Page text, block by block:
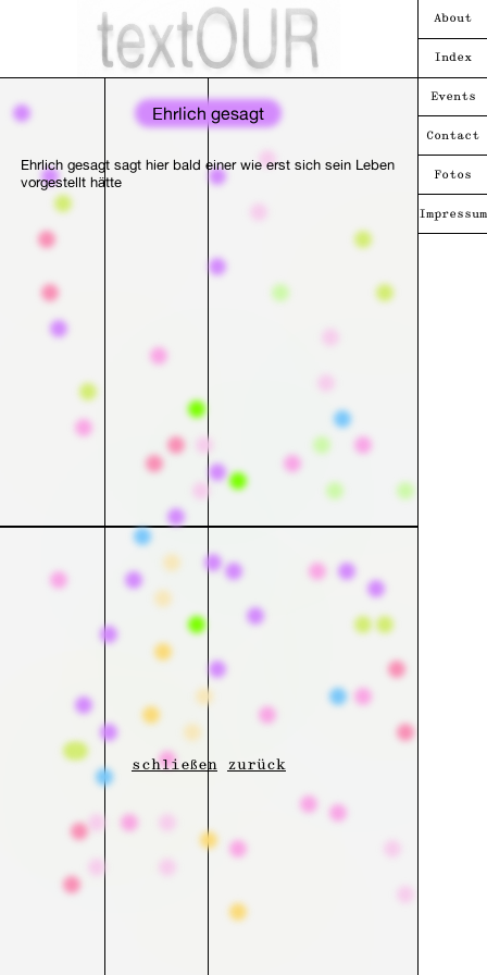
Ehrlich gesagt
Ehrlich gesagt sagt hier bald einer wie erst sich sein Leben
vorgestellt hätte
schließen zurück
About
Index
Events
Contact
Fotos
Impressum